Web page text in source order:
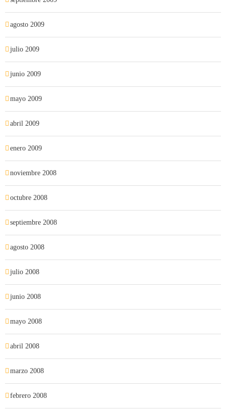
agosto 2009
julio 2009
junio 2009
mayo 2009
abril 2009
enero 2009
noviembre 2008
octubre 2008
septiembre 2008
agosto 2008
julio 2008
junio 2008
mayo 2008
abril 2008
marzo 2008
febrero 2008